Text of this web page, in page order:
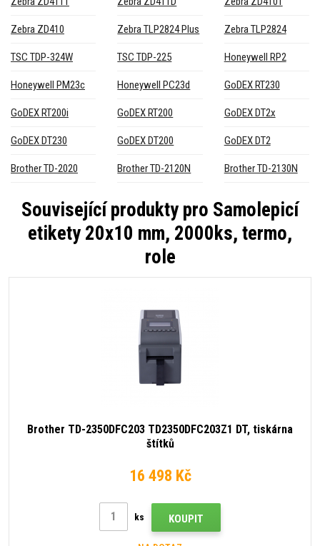
Zebra ZD410 Zebra TLP2824 Plus Zebra TLP2824
TSC TDP-324W TSC TDP-225 Honeywell RP2
Honeywell PM23c Honeywell PC23d GoDEX RT230
GoDEX RT200i GoDEX RT200 GoDEX DT2x
GoDEX DT230 GoDEX DT200 GoDEX DT2
Brother TD-2020 Brother TD-2120N Brother TD-2130N
Související produkty pro Samolepicí
etikety 20x10 mm, 2000ks, termo,
role
Brother TD-2350DFC203 TD2350DFC203Z1 DT, tiskárna
štítků
16 498 Kč
ks KOUPIT